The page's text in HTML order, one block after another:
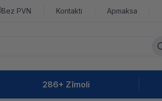
Bez PVN Kontakti Apmaksa
286+ Zīmoli